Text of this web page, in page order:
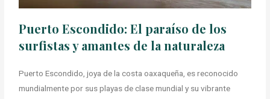
Puerto Escondido: El paraíso de los
surfistas y amantes de la naturaleza
Puerto Escondido, joya de la costa oaxaqueña, es reconocido
mundialmente por sus playas de clase mundial y su vibrante